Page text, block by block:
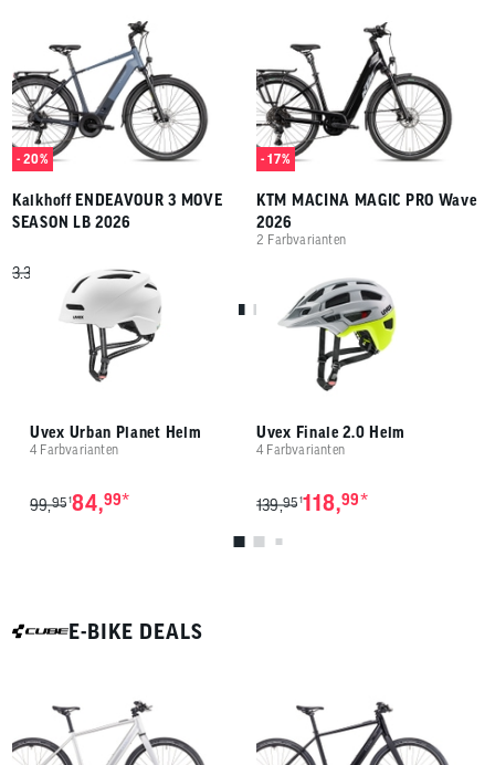
- 20%
Kalkhoff ENDEAVOUR 3 MOVE
SEASON LB 2026
3.399, 2.699,99
- 17%
KTM MACINA MAGIC PRO Wave
2026
2 Farbvarianten
Uvex Urban Planet Helm
4 Farbvarianten
99,95 184,99*
Uvex Finale 2.0 Helm
4 Farbvarianten
139,95 1118,99*
E-BIKE DEALS